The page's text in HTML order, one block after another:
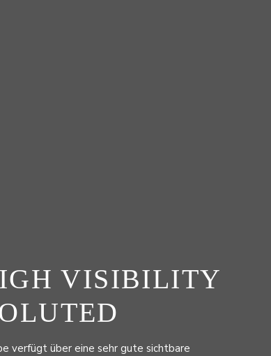
VISIBILITY
verfügt über eine sehr gute sichtbare